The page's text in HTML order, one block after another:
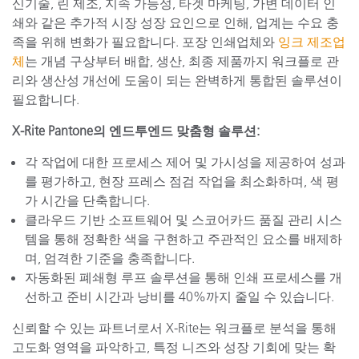
신기술, 린 제조, 지속 가능성, 타겟 마케팅, 가변 데이터 인
쇄와 같은 추가적 시장 성장 요인으로 인해, 업계는 수요 충
족을 위해 변화가 필요합니다. 포장 인쇄업체와 잉크 제조업
체는 개념 구상부터 배합, 생산, 최종 제품까지 워크플로 관
리와 생산성 개선에 도움이 되는 완벽하게 통합된 솔루션이
필요합니다.
X-Rite Pantone의 엔드투엔드 맞춤형 솔루션:
각 작업에 대한 프로세스 제어 및 가시성을 제공하여 성과
를 평가하고, 현장 프레스 점검 작업을 최소화하며, 색 평
가 시간을 단축합니다.
클라우드 기반 소프트웨어 및 스코어카드 품질 관리 시스
템을 통해 정확한 색을 구현하고 주관적인 요소를 배제하
며, 엄격한 기준을 충족합니다.
자동화된 폐쇄형 루프 솔루션을 통해 인쇄 프로세스를 개
선하고 준비 시간과 낭비를 40%까지 줄일 수 있습니다.
신뢰할 수 있는 파트너로서 X-Rite는 워크플로 분석을 통해
고도화 영역을 파악하고, 특정 니즈와 성장 기회에 맞는 확